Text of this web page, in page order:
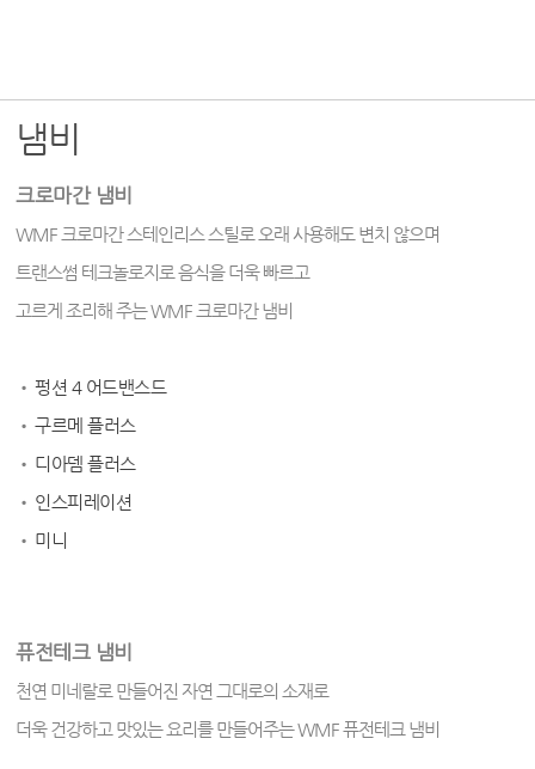
냄비
크로마간 냄비
WMF 크로마간 스테인리스 스틸로 오래 사용해도 변치 않으며
트랜스썸 테크놀로지로 음식을 더욱 빠르고
고르게 조리해 주는 WMF 크로마간 냄비
•펑션 4 어드밴스드
•구르메 플러스
• 디아뎀 플러스
• 인스피레이션
• 미니
퓨전테크 냄비
천연 미네랄로 만들어진 자연 그대로의 소재로
더욱 건강하고 맛있는 요리를 만들어주는 WMF 퓨전테크 냄비